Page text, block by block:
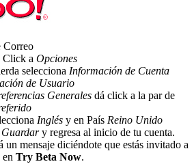
Correo
Click a Opciones
selecciona Información de Cuenta
de Usuario
Generales dá click a la par de
Inglés y en País Reino Unido
y regresa al inicio de tu cuenta.
un mensaje diciéndote que estás invitado a
en Try Beta Now.